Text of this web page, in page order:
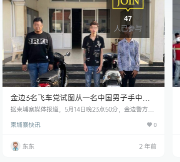
47
人已参与
金边3名飞车党试图从一名中国男子手中抢
走手提包，最终被金边警方逮捕！
据柬埔寨媒体报道，5月14日晚23点50分，金边警方逮
嫌疑人是: 1、Pesta，男，18岁，柬埔寨籍，学生 2、H
a，男，22岁，柬埔寨籍，职业未知。 警方表示，事发
时，金边警方和森速区警方正在巡逻，当他们走到BKK
柬埔寨快讯 0
东东 2 年前